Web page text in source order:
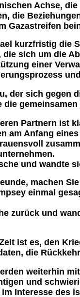
Achse,
die
Gazastreifen
kurzfristig die
die sich um die
einer
der sich gegen
Partnern ist
am Anfang
und wandte
machen
einmal
zurück und
ist es, den
die
weiterhin
und
Interesse des